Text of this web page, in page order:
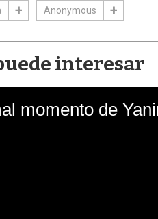
Anonymous
interesar